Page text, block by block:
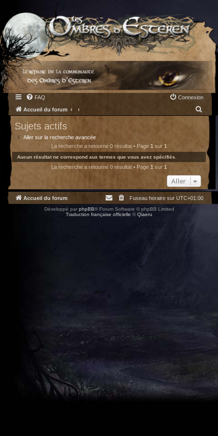
FAQ Connexion
Accueil du forum
h
Sujets actifs
Aller sur la recherche avancée
La recherche a retourné 0 résultat • Page 1 sur 1
Aucun résultat ne correspond aux termes que vous avez spécifiés.
La recherche a retourné 0 résultat • Page 1 sur 1
Aller
Accueil du forum Fuseau horaire sur UTC+01:00
Développé par phpBB® Forum Software © phpBB Limited
Traduction française officielle ©Qiaeru